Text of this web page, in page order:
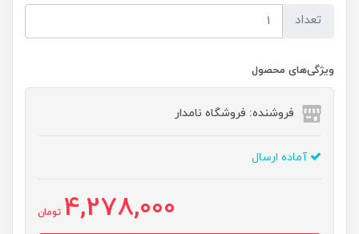
تعداد
ویژگی‌های محصول
فروشنده: فروشگاه نامدار
آماده ارسال
4,278,000 تومان